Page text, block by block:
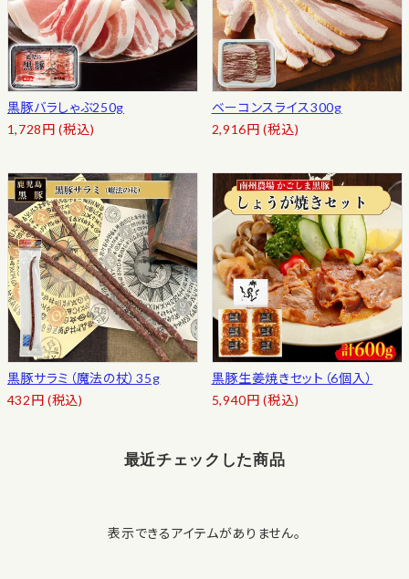
黒豚バラしゃぶ250g
1,728円(税込)
ベーコンスライス300g
2,916円(税込)
黒豚サラミ（魔法の杖）35g
432円(税込)
黒豚生姜焼きセット（6個入）
5,940円(税込)
最近チェックした商品
表示できるアイテムがありません。